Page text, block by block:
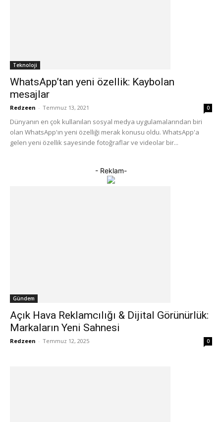
Teknoloji
WhatsApp’tan yeni özellik: Kaybolan
mesajlar
Redzeen - Temmuz 13, 2021 0
Dünyanın en çok kullanılan sosyal medya uygulamalarından biri
olan WhatsApp'ın yeni özelliği merak konusu oldu. WhatsApp'a
gelen yeni özellik sayesinde fotoğraflar ve videolar bir...
- Reklam-
Gündem
Açık Hava Reklamcılığı & Dijital Görünürlük:
Markaların Yeni Sahnesi
Redzeen - Temmuz 12, 2025 0